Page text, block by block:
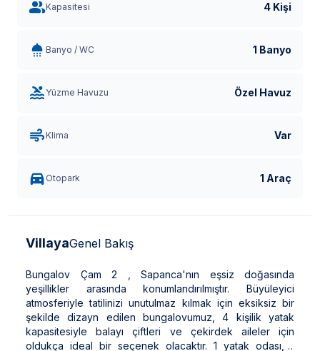
Kapasitesi 4 Kişi
Banyo / WC 1 Banyo
Yüzme Havuzu Özel Havuz
Klima Var
Otopark 1 Araç
VillayaGenel Bakış
Bungalov Çam 2 , Sapanca'nın eşsiz doğasında
yeşillikler arasında konumlandırılmıştır. Büyüleyici
atmosferiyle tatilinizi unutulmaz kılmak için eksiksiz bir
şekilde dizayn edilen bungalovumuz, 4 kişilik yatak
kapasitesiyle balayı çiftleri ve çekirdek aileler için
oldukça ideal bir seçenek olacaktır. 1 yatak odası, 1